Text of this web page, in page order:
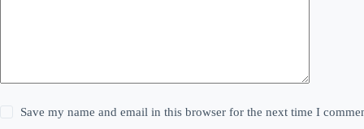
Save my name and email in this browser for the next time I